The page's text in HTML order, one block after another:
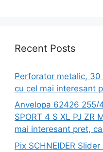
Recent Posts
Perforator metalic, 30
cu cel mai interesant
Anvelopa 62426 255/
SPORT 4 S XL PJ ZR
mai interesant pret,
Pix SCHNEIDER